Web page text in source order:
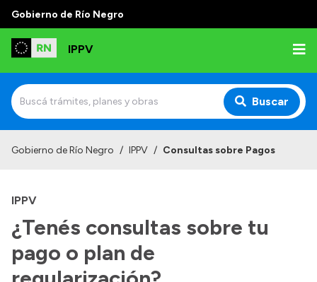
Gobierno de Río Negro
IPPV
Buscar
Delegaciones
Autoridades
Normativas
Gobierno de Río Negro / IPPV / Consultas sobre Pagos
IPPV
¿Tenés consultas sobre tu
pago o plan de